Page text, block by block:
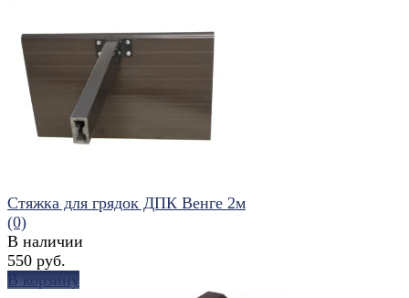
Стяжка для грядок ДПК Венге 2м
(0)
В наличии
550 руб.
В корзину